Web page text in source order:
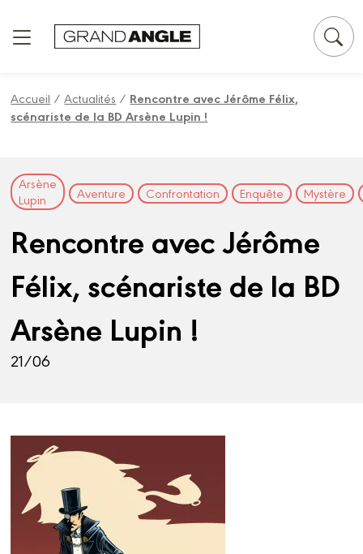
Accueil /Actualités / Rencontre avec Jérôme Félix,
scénariste de la BD Arsène Lupin !
Arsène
Lupin
Aventure Confrontation Enquête Mystère
Rencontre avec Jérôme
Félix, scénariste de la BD
Arsène Lupin !
21/06